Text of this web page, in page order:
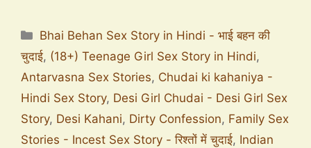
Bhai Behan Sex Story in Hindi - भाई बहन की
चुदाई, (18+) Teenage Girl Sex Story in Hindi,
Antarvasna Sex Stories, Chudai ki kahaniya -
Hindi Sex Story, Desi Girl Chudai - Desi Girl Sex
Story, Desi Kahani, Dirty Confession, Family Sex
Stories - Incest Sex Story - रिश्तों में चुदाई, Indian